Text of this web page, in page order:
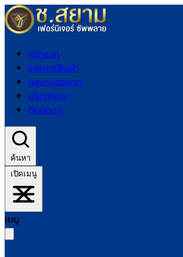
หน้าแรก
รายการสินค้า
ผลงานของเรา
เกี่ยวกับเรา
ติดต่อเรา
ค้นหา
เปิดเมนู
เมนู